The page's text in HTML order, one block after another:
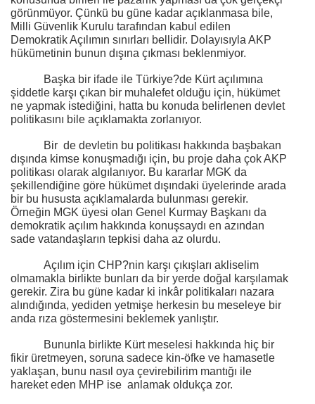
görünmüyor. Çünkü bu güne kadar açıklanmasa bile,
Milli Güvenlik Kurulu tarafından kabul edilen
Demokratik Açılımın sınırları bellidir. Dolayısıyla AKP
hükümetinin bunun dışına çıkması beklenmiyor.
Başka bir ifade ile Türkiye?de Kürt açılımına
şiddetle karşı çıkan bir muhalefet olduğu için, hükümet
ne yapmak istediğini, hatta bu konuda belirlenen devlet
politikasını bile açıklamakta zorlanıyor.
Bir de devletin bu politikası hakkında başbakan
dışında kimse konuşmadığı için, bu proje daha çok AKP
politikası olarak algılanıyor. Bu kararlar MGK da
şekillendiğine göre hükümet dışındaki üyelerinde arada
bir bu hususta açıklamalarda bulunması gerekir.
Örneğin MGK üyesi olan Genel Kurmay Başkanı da
demokratik açılım hakkında konuşsaydı en azından
sade vatandaşların tepkisi daha az olurdu.
Açılım için CHP?nin karşı çıkışları akliselim
olmamakla birlikte bunları da bir yerde doğal karşılamak
gerekir. Zira bu güne kadar ki inkâr politikaları nazara
alındığında, yediden yetmişe herkesin bu meseleye bir
anda rıza göstermesini beklemek yanlıştır.
Bununla birlikte Kürt meselesi hakkında hiç bir
fikir üretmeyen, soruna sadece kin-öfke ve hamasetle
yaklaşan, bunu nasıl oya çevirebilirim mantığı ile
hareket eden MHP ise anlamak oldukça zor.